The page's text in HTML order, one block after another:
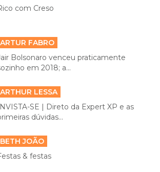
com Creso
ARTUR FABRO
Bolsonaro venceu praticamente
em 2018; a...
ARTHUR LESSA
SE | Direto da Expert XP e as
dúvidas...
BETH JOÃO
& festas